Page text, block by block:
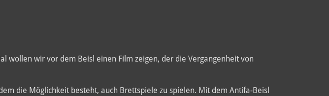
wollen wir vor dem Beisl einen Film zeigen, der die Vergangenheit von
die Möglichkeit besteht, auch Brettspiele zu spielen. Mit dem Antifa-Beisl